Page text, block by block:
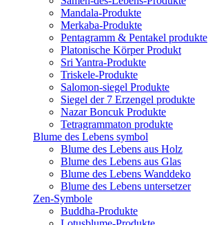
Mandala-Produkte
Merkaba-Produkte
Pentagramm & Pentakel produkte
Platonische Körper Produkt
Sri Yantra-Produkte
Triskele-Produkte
Salomon-siegel Produkte
Siegel der 7 Erzengel produkte
Nazar Boncuk Produkte
Tetragrammaton produkte
Blume des Lebens symbol​
Blume des Lebens aus Holz
Blume des Lebens aus Glas
Blume des Lebens Wanddeko
Blume des Lebens untersetzer
Zen-Symbole
Buddha-Produkte